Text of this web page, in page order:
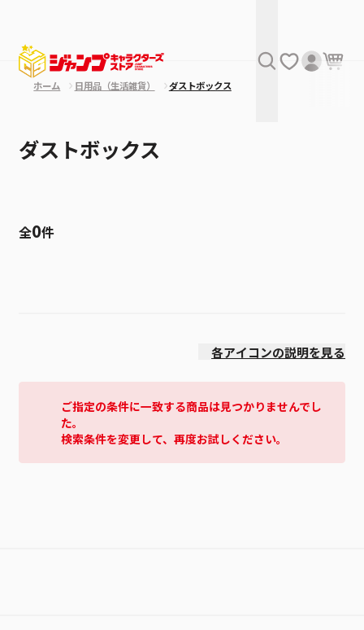
ホーム 日用品（生活雑貨） ダストボックス
ダストボックス
全0件
各アイコンの説明を見る
ご指定の条件に一致する商品は見つかりませんでし
た。
検索条件を変更して、再度お試しください。